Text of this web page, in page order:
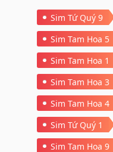
Sim Tứ Quý 9
Sim Tam Hoa 5
Sim Tam Hoa 1
Sim Tam Hoa 3
Sim Tam Hoa 4
Sim Tứ Quý 1
Sim Tam Hoa 9